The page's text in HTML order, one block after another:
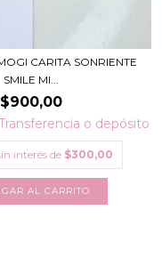
CARITA SONRIENTE
SMILE MI...
$900,00
o depósito
interés de $300,00